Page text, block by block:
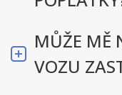
MŮŽE MĚ
VOZU